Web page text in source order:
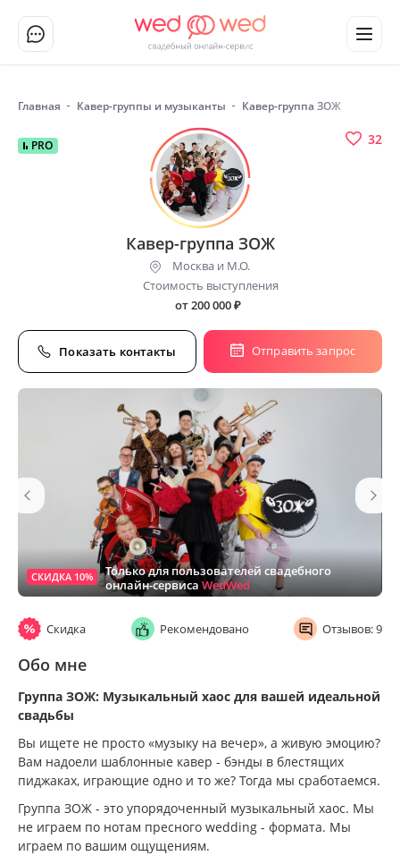
Главная Кавер-группы и музыканты Кавер-группа ЗОЖ
СКИДКА 10%
Только для пользователей свадебного
онлайн-сервиса WedWed
PRO 32
Кавер-группа ЗОЖ
Москва и М.О.
Стоимость выступления
от 200 000₽
Отправить запрос
Показать контакты
Скидка Рекомендовано Отзывов: 9
Обо мне
Группа ЗОЖ: Музыкальный хаос для вашей идеальной
свадьбы
Вы ищете не просто «музыку на вечер», а живую эмоцию?
Вам надоели шаблонные кавер - бэнды в блестящих
пиджаках, играющие одно и то же? Тогда мы сработаемся.
Группа ЗОЖ - это упорядоченный музыкальный хаос. Мы
не играем по нотам пресного wedding - формата. Мы
играем по вашим ощущениям.